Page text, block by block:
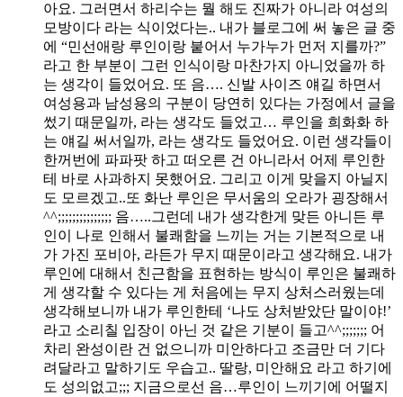
아요. 그러면서 하리수는 뭘 해도 진짜가 아니라 여성의
모방이다 라는 식이었다는.. 내가 블로그에 써 놓은 글 중
에 “민선애랑 루인이랑 붙어서 누가누가 먼저 지를까?”
라고 한 부분이 그런 인식이랑 마찬가지 아니었을까 하
는 생각이 들었어요. 또 음…. 신발 사이즈 얘길 하면서
여성용과 남성용의 구분이 당연히 있다는 가정에서 글을
썼기 때문일까, 라는 생각도 들었고… 루인을 희화화 하
는 얘길 써서일까, 라는 생각도 들었어요. 이런 생각들이
한꺼번에 파파팟 하고 떠오른 건 아니라서 어제 루인한
테 바로 사과하지 못했어요. 그리고 이게 맞을지 아닐지
도 모르겠고..또 화난 루인은 무서움의 오라가 굉장해서
^^;;;;;;;;;;;;;;; 음…..그런데 내가 생각한게 맞든 아니든 루
인이 나로 인해서 불쾌함을 느끼는 거는 기본적으로 내
가 가진 포비아, 라든가 무지 때문이라고 생각해요. 내가
루인에 대해서 친근함을 표현하는 방식이 루인은 불쾌하
게 생각할 수 있다는 게 처음에는 무지 상처스러웠는데
생각해보니까 내가 루인한테 ‘나도 상처받았단 말이야!’
라고 소리칠 입장이 아닌 것 같은 기분이 들고^^;;;;;;; 어
차리 완성이란 건 없으니까 미안하다고 조금만 더 기다
려달라고 말하기도 우습고.. 딸랑, 미안해요 라고 하기에
도 성의없고;;; 지금으로선 음…루인이 느끼기에 어떨지